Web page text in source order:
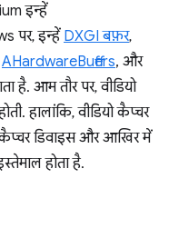
इन्हें
पर, इन्हेंDXGI बफ़र,
AHardwareBuffers, और
है. आम तौर पर, वीडियो
हालांकि, वीडियो कैप्चर
डिवाइस और आखिर में
होता है.